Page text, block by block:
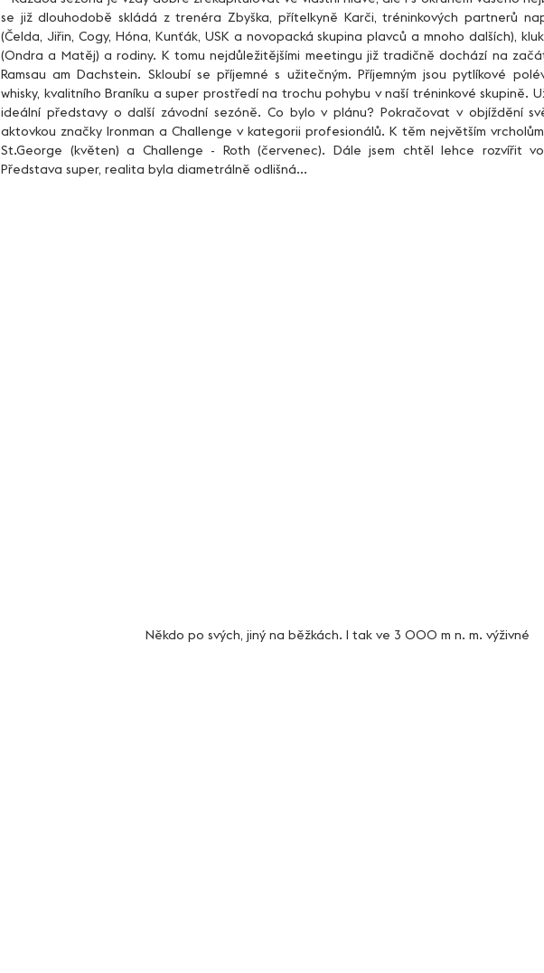
se již dlouhodobě skládá z trenéra Zbyška, přítelkyně Karči, tréninkových partnerů
(Čelda, Jiřin, Cogy, Hóna, Kunťák, USK a novopacká skupina plavců a mnoho dalších),
(Ondra a Matěj) a rodiny. K tomu nejdůležitějšími meetingu již tradičně dochází na
Ramsau am Dachstein. Skloubí se příjemné s užitečným. Příjemným jsou pytlíkové
whisky, kvalitního Braníku a super prostředí na trochu pohybu v naší tréninkové skupině.
ideální představy o další závodní sezóně. Co bylo v plánu? Pokračovat v objíždění
aktovkou značky Ironman a Challenge v kategorii profesionálů. K těm největším
St.George (květen) a Challenge - Roth (červenec). Dále jsem chtěl lehce rozvířit
Představa super, realita byla diametrálně odlišná...
Někdo po svých, jiný na běžkách. I tak ve 3 000 m n. m. výživné